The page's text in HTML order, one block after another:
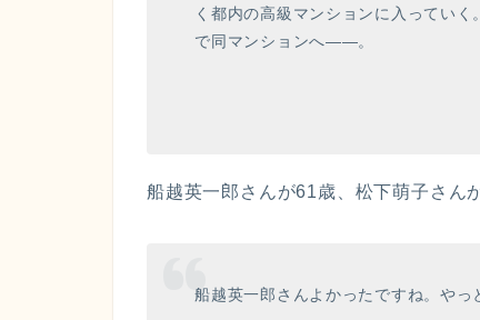
く都内の高級マンションに入ってい
で同マンションへ――。
船越英一郎さんが61歳、松下萌子さん
船越英一郎さんよかったですね。やっ